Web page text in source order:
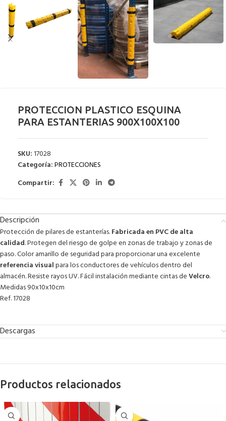
PROTECCION PLASTICO ESQUINA
PARA ESTANTERIAS 900X100X100
SKU:17028
Categoría:PROTECCIONES
Compartir:
Descripción
Protección de pilares de estanterías.Fabricada en PVC de alta
calidad. Protegen del riesgo de golpe en zonas de trabajo y zonas de
paso. Color amarillo de seguridad para proporcionar una excelente
referencia visualpara los conductores de vehículos dentro del
almacén. Resiste rayos UV. Fácil instalación mediante cintas deVelcro.
Medidas 90x10x10cm
Ref. 17028
Descargas
Productos relacionados